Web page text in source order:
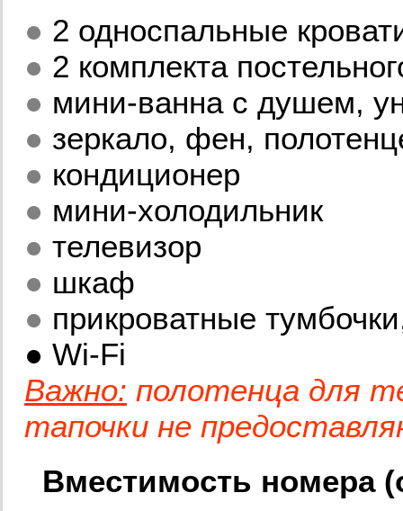
● 2 односпальные
● 2 комплекта
● мини-ванна с душем,
● зеркало, фен,
● кондиционер
● мини-холодильник
● телевизор
● шкаф
● прикроватные
● Wi-Fi
Важно: полотенца для
тапочки не
Вместимость номера